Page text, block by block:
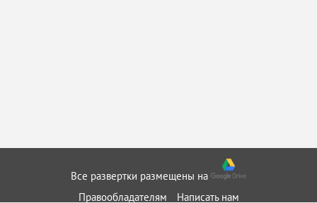
Все развертки размещены на
Правообладателям
Написать нам